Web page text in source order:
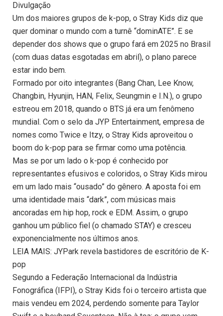
Divulgação
Um dos maiores grupos de k-pop, o Stray Kids diz que
quer dominar o mundo com a turnê “dominATE”. E se
depender dos shows que o grupo fará em 2025 no Brasil
(com duas datas esgotadas em abril), o plano parece
estar indo bem.
Formado por oito integrantes (Bang Chan, Lee Know,
Changbin, Hyunjin, HAN, Felix, Seungmin e I.N.), o grupo
estreou em 2018, quando o BTS já era um fenômeno
mundial. Com o selo da JYP Entertainment, empresa de
nomes como Twice e Itzy, o Stray Kids aproveitou o
boom do k-pop para se firmar como uma potência.
Mas se por um lado o k-pop é conhecido por
representantes efusivos e coloridos, o Stray Kids mirou
em um lado mais “ousado” do gênero. A aposta foi em
uma identidade mais “dark”, com músicas mais
ancoradas em hip hop, rock e EDM. Assim, o grupo
ganhou um público fiel (o chamado STAY) e cresceu
exponencialmente nos últimos anos.
LEIA MAIS: JYPark revela bastidores de escritório de K-
pop
Segundo a Federação Internacional da Indústria
Fonográfica (IFPI), o Stray Kids foi o terceiro artista que
mais vendeu em 2024, perdendo somente para Taylor